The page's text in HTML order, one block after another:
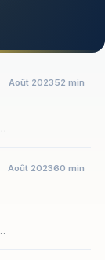
Août 202352 min
Août 202360 min